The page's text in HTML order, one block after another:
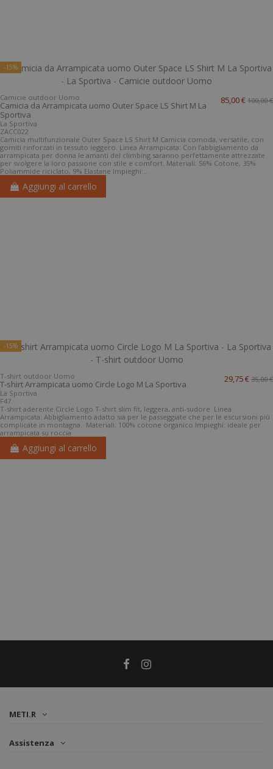
-15%
Camicie outdoor Uomo
Camicia da Arrampicata uomo Outer Space LS Shirt M La
Sportiva
La Sportiva
ZACC022
85,00 € 100,00 €
Camicia multifunzionale Outer Space LS Shirt M Camicia comoda, versatile, con
gomiti rinforzati in tessuto leggero. Linea Arrampicata: Con l’abbigliamento da
arrampicata per donna le amanti del climbing saranno perfettamente attrezzate
per svolgere la loro passione con stile e comfort. Materiali: 56% Cotone, 35%
Poliammide riciclato, 9% Elastane Impieghi:...
Aggiungi al carrello
-15%
T-shirt outdoor Uomo
T-shirt Arrampicata uomo Circle Logo M La Sportiva
La Sportiva
F47
29,75 € 35,00 €
T-shirt aderente Circle Logo T-shirt slim fit, leggera, anti-sudore. Linea
Arrampicata: Abbigliamento adatto sia per le passeggiate che per le escursioni più
complicate in montagna. Materiali: 100% cotone organico Impieghi: ideale per
arrampicata su roccia
Aggiungi al carrello
METI.R
Assistenza